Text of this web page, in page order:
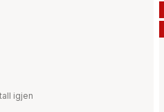
igjen